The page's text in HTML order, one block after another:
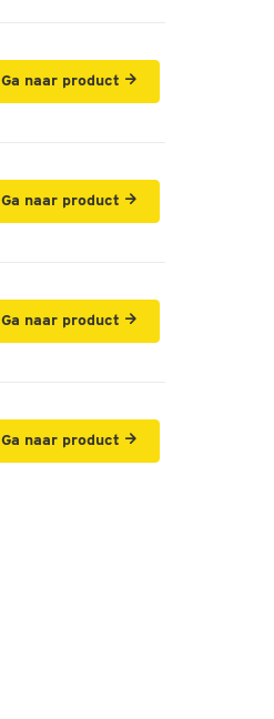
Ga naar product
Ga naar product
Ga naar product
Ga naar product